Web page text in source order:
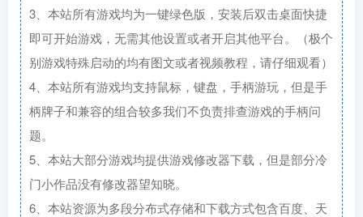
3、本站所有游戏均为一键绿色版，安装后双击桌面快捷
即可开始游戏，无需其他设置或者开启其他平台。（极个
别游戏特殊启动的均有图文或者视频教程，请仔细观看）
4、本站所有游戏均支持鼠标，键盘，手柄游玩，但是手
柄牌子和兼容的组合较多我们不负责排查游戏的手柄问
题。
5、本站大部分游戏均提供游戏修改器下载，但是部分冷
门小作品没有修改器望知晓。
6、本站资源为多段分布式存储和下载方式包含百度、天